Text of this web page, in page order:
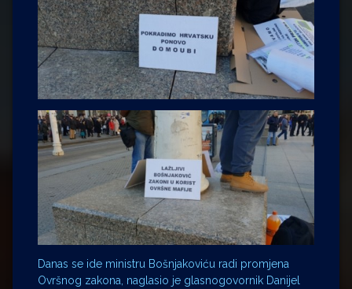
Danas se ide ministru Bošnjakoviću radi promjena
Ovršnog zakona, naglasio je glasnogovornik Danijel